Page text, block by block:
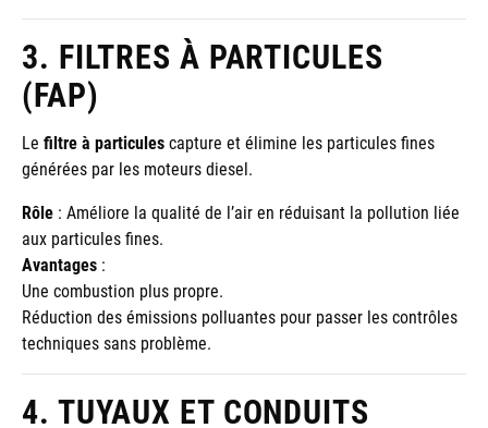
3. FILTRES À PARTICULES
(FAP)
Le filtre à particulescapture et élimine les particules fines
générées par les moteurs diesel.
Rôle : Améliore la qualité de l’air en réduisant la pollution liée
aux particules fines.
Avantages :
Une combustion plus propre.
Réduction des émissions polluantes pour passer les contrôles
techniques sans problème.
4. TUYAUX ET CONDUITS